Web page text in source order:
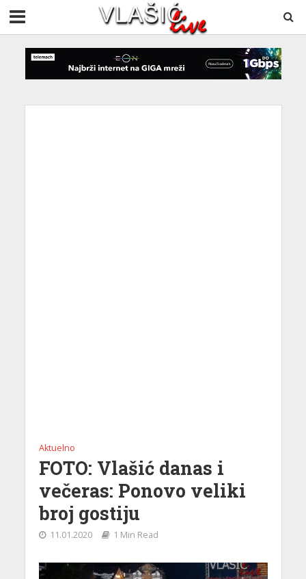
Aktuelno
FOTO: Vlašić danas i
večeras: Ponovo veliki
broj gostiju
11.01.2020 1 Min Read